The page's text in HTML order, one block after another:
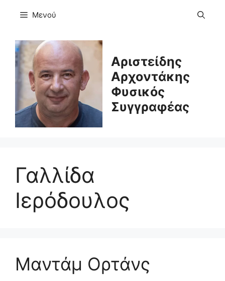
Μενού
Αριστείδης
Αρχοντάκης
Φυσικός
Συγγραφέας
Γαλλίδα
Ιερόδουλος
Μαντάμ Ορτάνς